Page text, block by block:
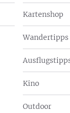
Kartenshop
Wandertipps
Kino
Outdoor